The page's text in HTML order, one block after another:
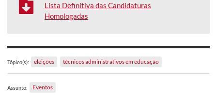
Lista Definitiva das Candidaturas
Homologadas
Tópico(s): eleições técnicos administrativos em educação
Assunto: Eventos